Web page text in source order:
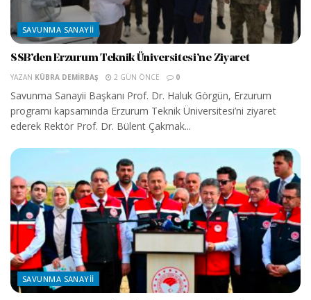
SAVUNMA SANAYII
SSB’den Erzurum Teknik Üniversitesi’ne Ziyaret
YAZAN KÜBRA DEMIRBAŞ 2 GÜN ÖNCE 0
Savunma Sanayii Başkanı Prof. Dr. Haluk Görgün, Erzurum
programı kapsamında Erzurum Teknik Üniversitesi’ni ziyaret
ederek Rektör Prof. Dr. Bülent Çakmak...
SAVUNMA SANAYII